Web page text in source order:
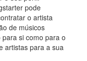
pode
o artista
de músicos
si como para o
artistas para a sua